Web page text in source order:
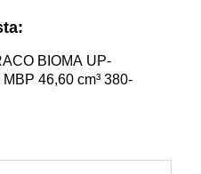
BIOMA UP-
46,60 cm³ 380-